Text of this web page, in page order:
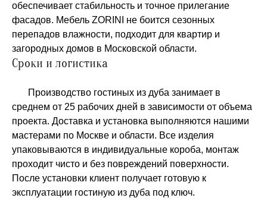
обеспечивает стабильность и точное прилегание
фасадов. Мебель ZORINI не боится сезонных
перепадов влажности, подходит для квартир и
загородных домов в Московской области.
Сроки и логистика
Производство гостиных из дуба занимает в
среднем от 25 рабочих дней в зависимости от объема
проекта. Доставка и установка выполняются нашими
мастерами по Москве и области. Все изделия
упаковываются в индивидуальные короба, монтаж
проходит чисто и без повреждений поверхности.
После установки клиент получает готовую к
эксплуатации гостиную из дуба под ключ.